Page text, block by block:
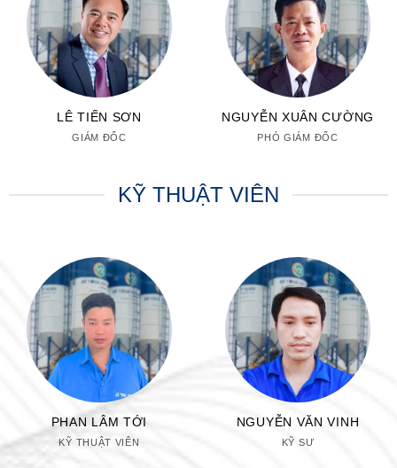
LÊ TIẾN SƠN
GIÁM ĐỐC
NGUYỄN XUÂN CƯỜNG
PHÓ GIÁM ĐỐC
KỸ THUẬT VIÊN
PHAN LÂM TỚI
KỸ THUẬT VIÊN
NGUYỄN VĂN VINH
KỸ SƯ